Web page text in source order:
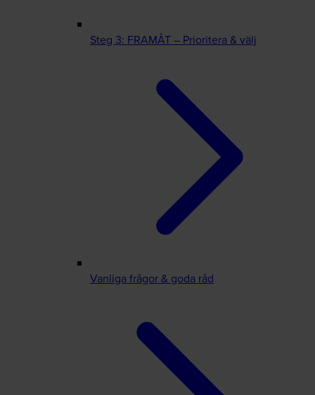
Steg 3: FRAMÅT – Prioritera & välj
Vanliga frågor & goda råd